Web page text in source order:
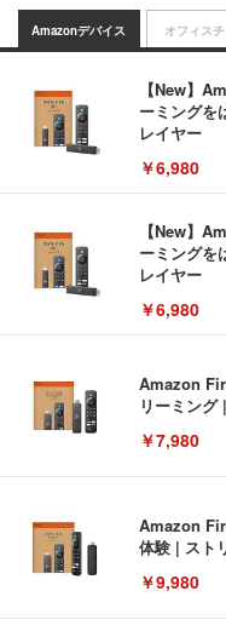
Amazonデバイス
【New】
ーミングを
レイヤー
￥6,980
【New】
ーミングを
レイヤー
￥6,980
Amazon
リーミン
￥7,980
Amazon
体験 | スト
￥9,980
オフィス